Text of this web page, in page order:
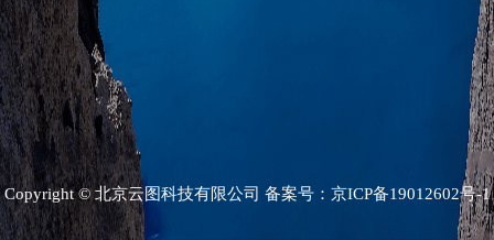
Copyright ©北京云图科技有限公司 备案号： 京ICP备19012602号-1